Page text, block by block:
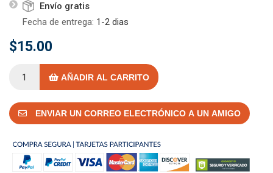
Envío gratis
Fecha de entrega: 1-2 dias
$15.00
AÑADIR AL CARRITO
ENVIAR UN CORREO ELECTRÓNICO A UN AMIGO